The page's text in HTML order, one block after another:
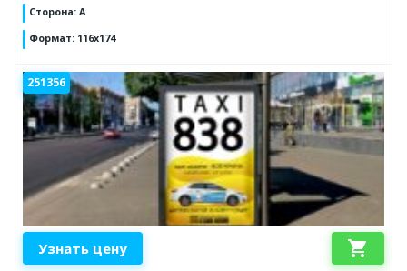
Сторона: А
Формат: 116х174
251356
Узнать цену shopping_cart